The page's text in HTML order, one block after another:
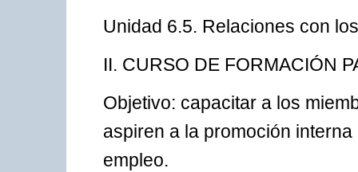
Unidad 6.5. Relaciones con
II. CURSO DE FORMACIÓN
Objetivo: capacitar a los
aspiren a la promoción
empleo.